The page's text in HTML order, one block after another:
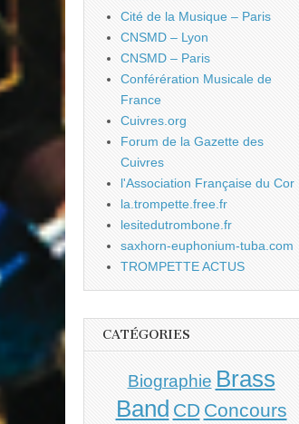
Cité de la Musique – Paris
CNSMD – Lyon
CNSMD – Paris
Conférération Musicale de
France
Cuivres.org
Forum de la Gazette des
Cuivres
l'Association Française du Cor
la.trompette.free.fr
lesitedutrombone.fr
saxhorn-euphonium-tuba.com
TROMPETTE ACTUS
CATÉGORIES
Biographie Brass
Band CD Concours